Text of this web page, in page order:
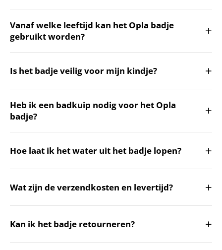
Vanaf welke leeftijd kan het Opla badje
gebruikt worden?
+
Is het badje veilig voor mijn kindje? +
Heb ik een badkuip nodig voor het Opla
badje?
+
Hoe laat ik het water uit het badje lopen? +
Wat zijn de verzendkosten en levertijd? +
Kan ik het badje retourneren? +